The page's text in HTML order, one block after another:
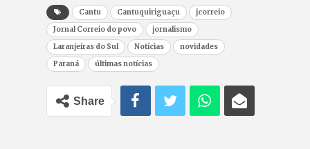
Cantu Cantuquiriguaçu
jcorreio
Jornal Correio do povo
jornalismo
Laranjeiras do Sul
Notícias
novidades
Paraná
últimas notícias
Share